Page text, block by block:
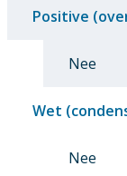
Positive
Nee
Wet
Nee